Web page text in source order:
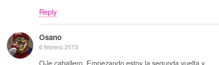
Reply
Osano
6 febrero 2013
O-le caballero. Empezando estoy la segunda vuelta y